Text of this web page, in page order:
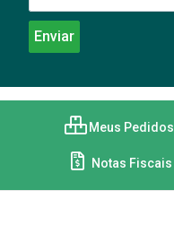
Meus Pedidos
Notas Fiscais